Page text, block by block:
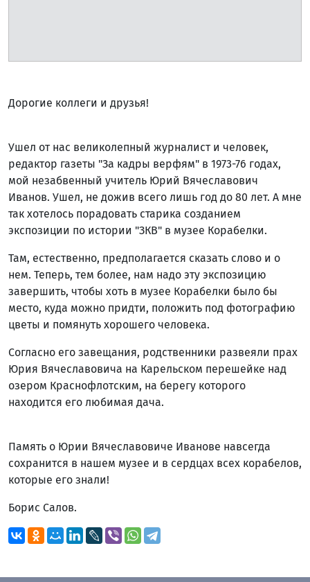
Дорогие коллеги и друзья!
Ушел от нас великолепный журналист и человек,
редактор газеты "За кадры верфям" в 1973-76 годах,
мой незабвенный учитель Юрий Вячеславович
Иванов. Ушел, не дожив всего лишь год до 80 лет. А мне
так хотелось порадовать старика созданием
экспозиции по истории "ЗКВ" в музее Корабелки.
Там, естественно, предполагается сказать слово и о
нем. Теперь, тем более, нам надо эту экспозицию
завершить, чтобы хоть в музее Корабелки было бы
место, куда можно придти, положить под фотографию
цветы и помянуть хорошего человека.
Согласно его завещания, родственники развеяли прах
Юрия Вячеславовича на Карельском перешейке над
озером Краснофлотским, на берегу которого
находится его любимая дача.
Память о Юрии Вячеславовиче Иванове навсегда
сохранится в нашем музее и в сердцах всех корабелов,
которые его знали!
Борис Салов.